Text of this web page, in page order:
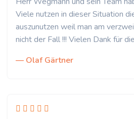
Viele nutzen in dieser Situation
auszunutzen weil man am
nicht der Fall !!! Vielen Dank für
— Olaf Gärtner